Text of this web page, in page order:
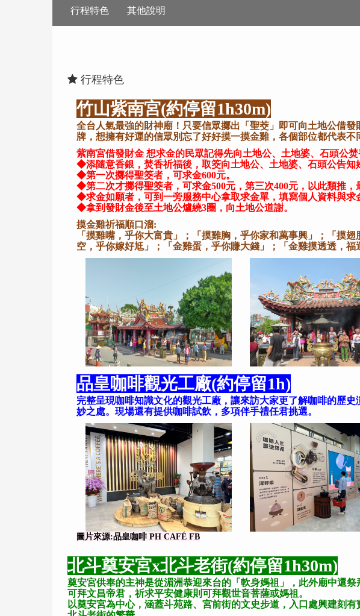
行程特色 其他說明
行程特色
竹山紫南宮(約停留1h30m)
全台人氣最強的財神廟！只要信眾擲出「聖茭」即可向土地公借
牌，想擁有好運的信眾別忘了好好摸一摸金雞，各個部位都代表不
紫南宮借發財金 想求金的民眾記得先向土地公、土地婆、石頭公
◆添隨意香銀，焚香祈福後，取筊向土地公、土地婆、石頭公告知
◆第一次擲得聖筊者，可求金600元。
◆第二次才擲得聖筊者，可求金500元，第三次400元，以此類推
◆求金如願者，可到一旁服務中心拿取求金單，填寫個人資料與求
◆拿到發財金後至土地公爐繞3圈，向土地公道謝。
摸金雞祈福順口溜:
「摸雞嘴，乎你大富貴」；「摸雞胸，乎你家和萬事興」；「摸
空，乎你嫁好尪」；「金雞蛋，乎你賺大錢」；「金雞摸透透，福
品皇咖啡觀光工廠(約停留1h)
完整呈現咖啡知識文化的觀光工廠，讓來訪大家更了解咖啡的歷
妙之處。現場還有提供咖啡試飲，多項伴手禮任君挑選。
圖片來源:品皇咖啡 PH CAFÉ FB
北斗奠安宮x北斗老街(約停留1h30m)
奠安宮供奉的主神是從湄洲恭迎來台的「軟身媽祖」，此外廟中還
可拜文昌帝君，祈求平安健康則可拜觀世音菩薩或媽祖。
以奠安宮為中心，涵蓋斗苑路、宮前街的文史步道，入口處興建刻